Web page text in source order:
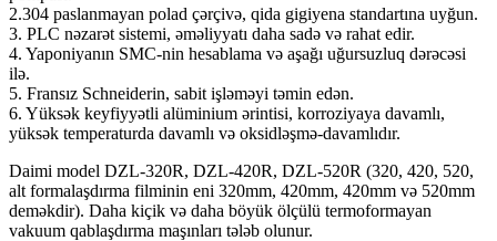
2.304 paslanmayan polad çərçivə, qida gigiyena standartına uyğun.
3. PLC nəzarət sistemi, əməliyyatı daha sadə və rahat edir.
4. Yaponiyanın SMC-nin hesablama və aşağı uğursuzluq dərəcəsi
ilə.
5. Fransız Schneiderin, sabit işləməyi təmin edən.
6. Yüksək keyfiyyətli alüminium ərintisi, korroziyaya davamlı,
yüksək temperaturda davamlı və oksidləşmə-davamlıdır.
Daimi model DZL-320R, DZL-420R, DZL-520R (320, 420, 520,
alt formalaşdırma filminin eni 320mm, 420mm, 420mm və 520mm
deməkdir). Daha kiçik və daha böyük ölçülü termoformayan
vakuum qablaşdırma maşınları tələb olunur.